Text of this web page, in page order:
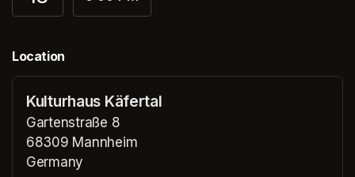
Location
Kulturhaus Käfertal
Gartenstraße 8
68309 Mannheim
Germany